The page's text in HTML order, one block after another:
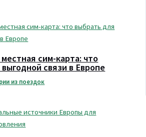
сим-карта: что
связи в Европе
из поездок